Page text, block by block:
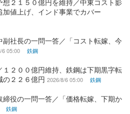
想２１５０億円を維持／中東コスト影
値上げ、インド事業でカバー
副社長の一問一答／「コスト転嫁、今
6 05:00 鉄鋼
２００億円維持、鉄鋼は下期黒字転
の２２６億円 2026/8/6 05:00 鉄鋼
役の一問一答／「価格転嫁、下期か
鉄鋼